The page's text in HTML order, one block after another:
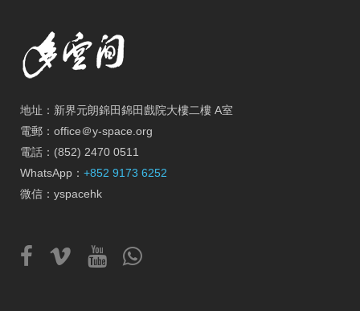
地址：新界元朗錦田錦田戲院大樓二樓 A室
電郵：office＠y-space.org
電話：(852) 2470 0511
WhatsApp： +852 9173 6252
微信：yspacehk